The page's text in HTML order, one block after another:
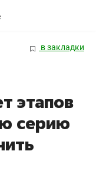
в закладки
этапов
серию